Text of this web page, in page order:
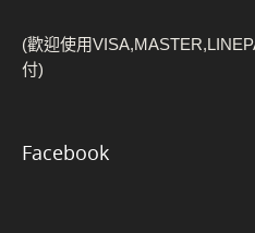
(歡迎使用
付)
Facebook